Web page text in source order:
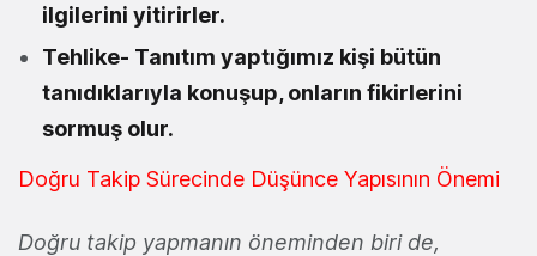
ilgilerini yitirirler.
Tehlike- Tanıtım yaptığımız kişi bütün
tanıdıklarıyla konuşup, onların fikirlerini
sormuş olur.
Doğru Takip Sürecinde Düşünce Yapısının Önemi
Doğru takip yapmanın öneminden biri de,